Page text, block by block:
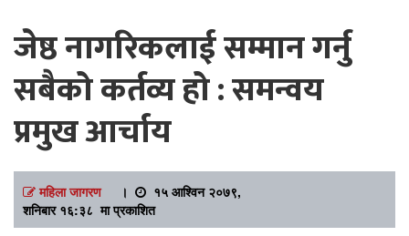
जेष्ठ नागरिकलाई सम्मान गर्नु
सबैको कर्तव्य हो : समन्वय
प्रमुख आर्चाय
महिला जागरण।
१५ आश्विन २०७९,
शनिबार १६:३८ मा प्रकाशित